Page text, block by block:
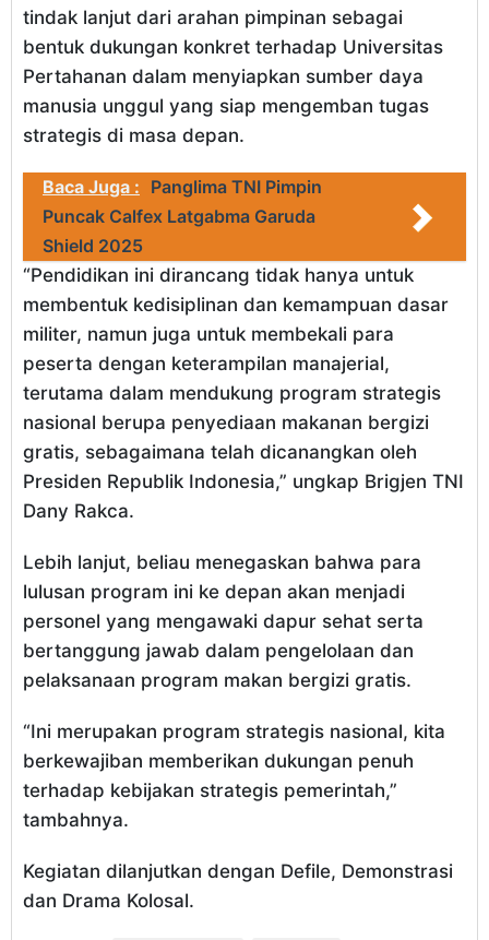
tindak lanjut dari arahan pimpinan sebagai
bentuk dukungan konkret terhadap Universitas
Pertahanan dalam menyiapkan sumber daya
manusia unggul yang siap mengemban tugas
strategis di masa depan.
Baca Juga : Panglima TNI Pimpin
Puncak Calfex Latgabma Garuda
Shield 2025
“Pendidikan ini dirancang tidak hanya untuk
membentuk kedisiplinan dan kemampuan dasar
militer, namun juga untuk membekali para
peserta dengan keterampilan manajerial,
terutama dalam mendukung program strategis
nasional berupa penyediaan makanan bergizi
gratis, sebagaimana telah dicanangkan oleh
Presiden Republik Indonesia,” ungkap Brigjen TNI
Dany Rakca.
Lebih lanjut, beliau menegaskan bahwa para
lulusan program ini ke depan akan menjadi
personel yang mengawaki dapur sehat serta
bertanggung jawab dalam pengelolaan dan
pelaksanaan program makan bergizi gratis.
“Ini merupakan program strategis nasional, kita
berkewajiban memberikan dukungan penuh
terhadap kebijakan strategis pemerintah,”
tambahnya.
Kegiatan dilanjutkan dengan Defile, Demonstrasi
dan Drama Kolosal.